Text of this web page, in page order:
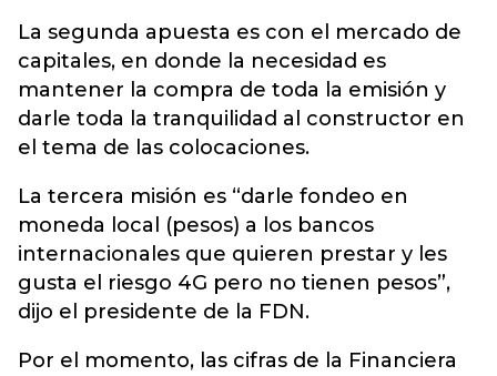
La segunda apuesta es con el mercado de
capitales, en donde la necesidad es
mantener la compra de toda la emisión y
darle toda la tranquilidad al constructor en
el tema de las colocaciones.
La tercera misión es “darle fondeo en
moneda local (pesos) a los bancos
internacionales que quieren prestar y les
gusta el riesgo 4G pero no tienen pesos”,
dijo el presidente de la FDN.
Por el momento, las cifras de la Financiera